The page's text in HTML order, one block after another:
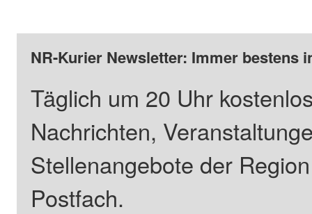
NR-Kurier Newsletter: Immer bestens
Täglich um 20 Uhr
Nachrichten,
Stellenangebote der
Postfach.